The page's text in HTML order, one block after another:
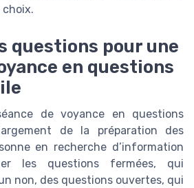
questions pour une
en questions
de voyance en questions
de la préparation des
en recherche d’information
les questions fermées, qui
non, des questions ouvertes, qui